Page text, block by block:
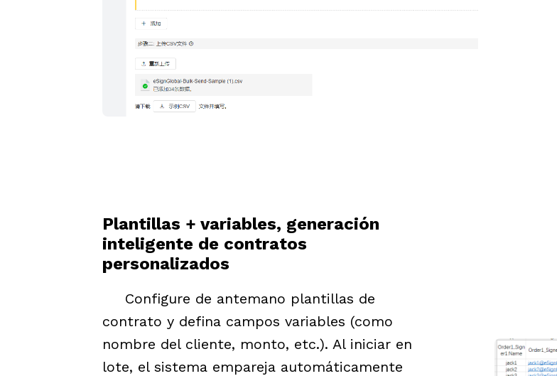
Plantillas + variables, generación
inteligente de contratos
personalizados
Configure de antemano plantillas de
contrato y defina campos variables (como
nombre del cliente, monto, etc.). Al iniciar en
lote, el sistema empareja automáticamente